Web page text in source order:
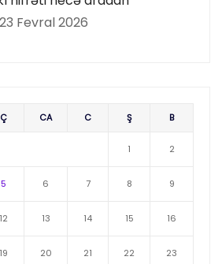
23 Fevral 2026
Ç CA C Ş B
1 2
5 6 7 8 9
12 13 14 15 16
19 20 21 22 23